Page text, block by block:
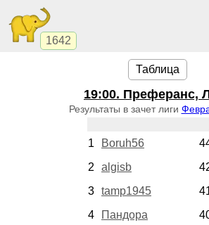
1642
Таблица
19:00. Преферанс,
Результаты в зачет лиги
1
Boruh56
2
algisb
3 tamp1945
4
Пандора